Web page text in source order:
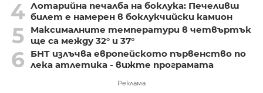
4 Лотарийна печалба на боклука: Печеливш
билет е намерен в боклукчийски камион
5
Максималните температури в четвъртък
ще са между 32° и 37°
6
БНТ излъчва европейското първенство по
лека атлетика - вижте програмата
Реклама